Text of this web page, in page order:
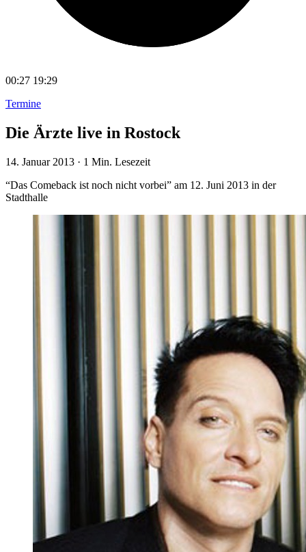
00:27 19:29
Termine
Die Ärzte live in Rostock
14. Januar 2013 · 1 Min. Lesezeit
“Das Comeback ist noch nicht vorbei” am 12. Juni 2013 in der
Stadthalle